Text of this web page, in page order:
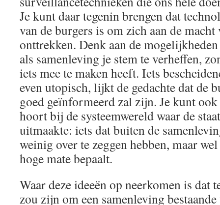
Je kunt daar tegenin brengen dat
van de burgers is om zich aan de macht
onttrekken. Denk aan de
als samenleving je stem te verheffen,
iets mee te maken heeft. Iets
even utopisch, lijkt de gedachte dat de
goed geïnformeerd zal zijn. Je kunt
hoort bij de systeemwereld waar de
uitmaakte: iets dat buiten de
weinig over te zeggen hebben, maar
hoge mate bepaalt.
Waar deze ideeën op neerkomen is dat
zou zijn om een samenleving